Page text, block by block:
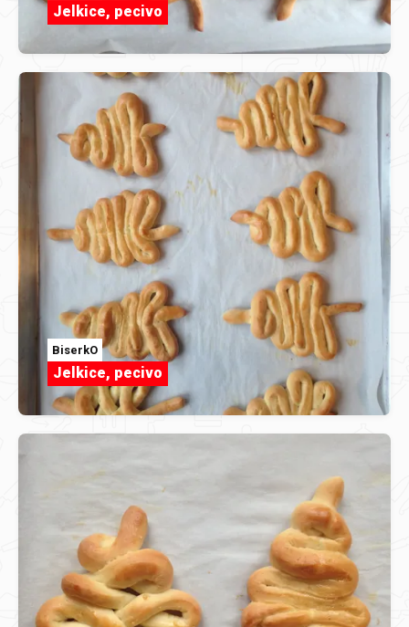
Jelkice, pecivo
BiserkO
Jelkice, pecivo